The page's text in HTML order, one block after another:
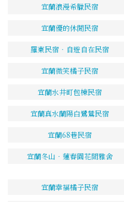
宜蘭浪漫希臘民宿
宜蘭優的休閒民宿
羅東民宿‧自遊自在民宿
宜蘭微笑橘子民宿
宜蘭水井町包棟民宿
宜蘭真水蘭陽白鷺鷥民宿
宜蘭68巷民宿
宜蘭冬山‧蓮春園花間雅舍
宜蘭幸福橘子民宿